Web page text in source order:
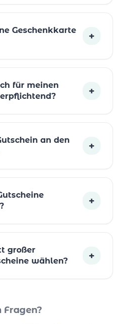
Geschenkkarte
+
für meinen
+
an den
+
+
großer
wählen?
+
Fragen?